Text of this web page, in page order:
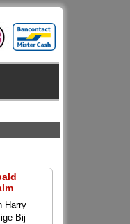
Harry
Bij